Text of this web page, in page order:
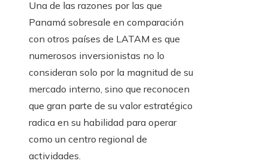
Una de las razones por las que
Panamá sobresale en comparación
con otros países de LATAM es que
numerosos inversionistas no lo
consideran solo por la magnitud de su
mercado interno, sino que reconocen
que gran parte de su valor estratégico
radica en su habilidad para operar
como un centro regional de
actividades.